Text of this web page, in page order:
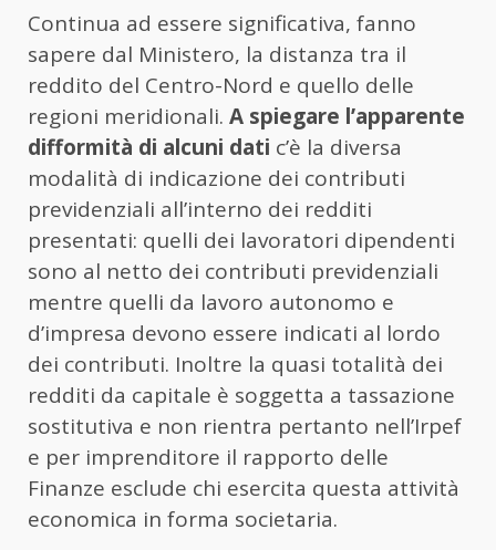
Continua ad essere significativa, fanno
sapere dal Ministero, la distanza tra il
reddito del Centro-Nord e quello delle
regioni meridionali. A spiegare l’apparente
difformità di alcuni dati c’è la diversa
modalità di indicazione dei contributi
previdenziali all’interno dei redditi
presentati: quelli dei lavoratori dipendenti
sono al netto dei contributi previdenziali
mentre quelli da lavoro autonomo e
d’impresa devono essere indicati al lordo
dei contributi. Inoltre la quasi totalità dei
redditi da capitale è soggetta a tassazione
sostitutiva e non rientra pertanto nell’Irpef
e per imprenditore il rapporto delle
Finanze esclude chi esercita questa attività
economica in forma societaria.